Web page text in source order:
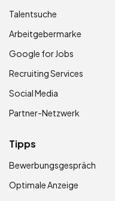
Talentsuche
Arbeitgebermarke
Google for Jobs
Recruiting Services
Social Media
Partner-Netzwerk
Tipps
Bewerbungsgespräch
Optimale Anzeige